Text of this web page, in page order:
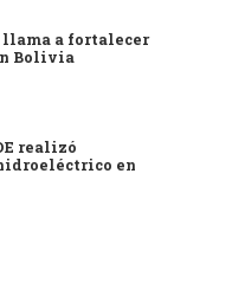
llama a fortalecer
Bolivia
realizó
en